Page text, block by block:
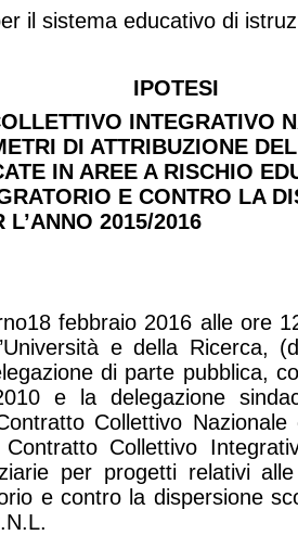
il sistema educativo di
IPOTESI
INTEGRATIVO
DI ATTRIBUZIONE
IN AREE A RISCHIO
E CONTRO LA
L’ANNO 2015/2016
febbraio 2016 alle ore
e della Ricerca,
di parte pubblica,
e la delegazione
Collettivo
Collettivo
per progetti relativi
e contro la dispersione